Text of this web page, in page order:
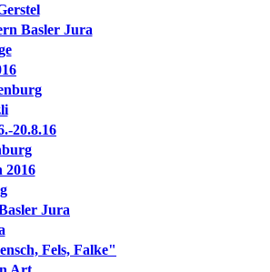
Basler Jura
20.8.16
2016
Jura
Fels, Falke"